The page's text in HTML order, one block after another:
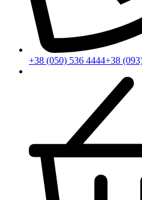
+38 (050) 536 4444+38